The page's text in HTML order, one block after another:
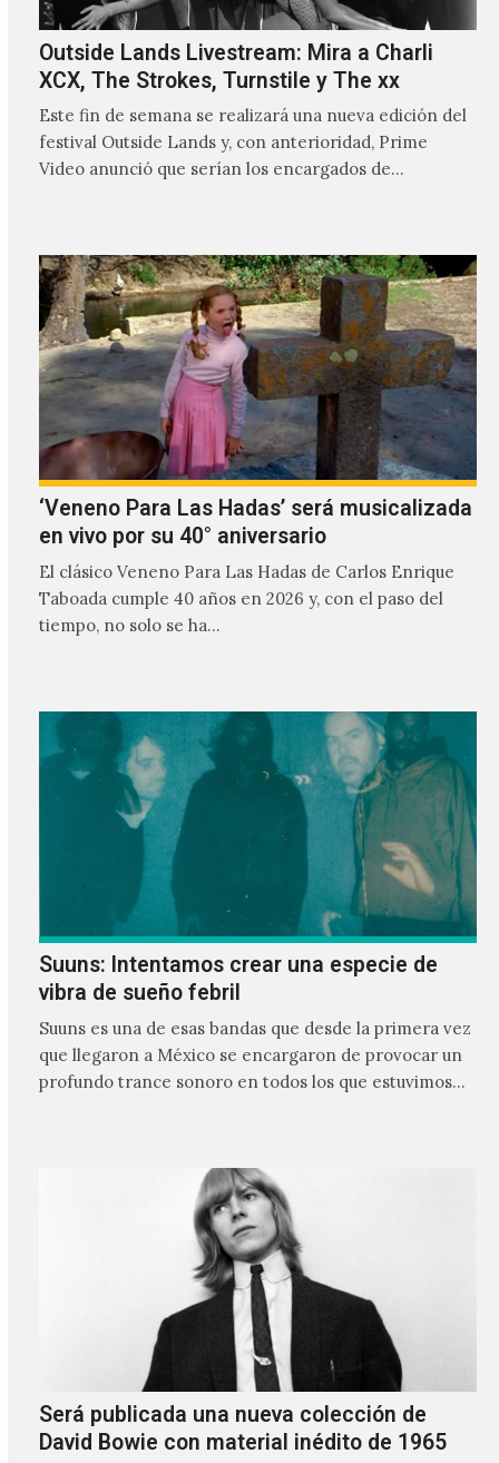
Outside Lands Livestream: Mira a Charli
XCX, The Strokes, Turnstile y The xx
Este fin de semana se realizará una nueva edición del
festival Outside Lands y, con anterioridad, Prime
Video anunció que serían los encargados de
‘Veneno Para Las Hadas’ será musicalizada
en vivo por su 40° aniversario
El clásico Veneno Para Las Hadas de Carlos Enrique
Taboada cumple 40 años en 2026 y, con el paso del
tiempo, no solo se ha…
Suuns: Intentamos crear una especie de
vibra de sueño febril
Suuns es una de esas bandas que desde la primera vez
que llegaron a México se encargaron de provocar un
profundo trance sonoro en todos los que estuvimos
Será publicada una nueva colección de
David Bowie con material inédito de 1965